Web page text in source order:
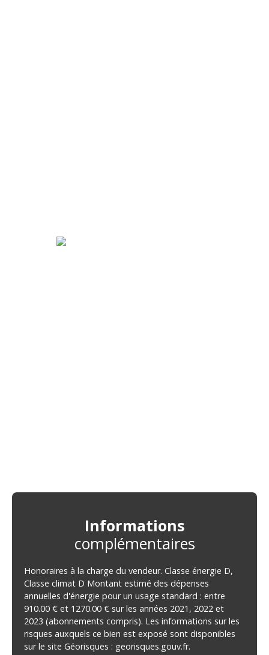
Informations
complémentaires
Honoraires à la charge du vendeur. Classe énergie D,
Classe climat D Montant estimé des dépenses
annuelles d'énergie pour un usage standard : entre
910.00 € et 1270.00 € sur les années 2021, 2022 et
2023 (abonnements compris). Les informations sur les
risques auxquels ce bien est exposé sont disponibles
sur le site Géorisques : georisques.gouv.fr.